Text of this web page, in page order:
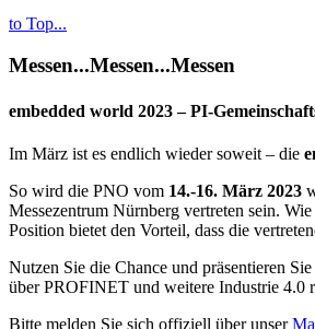
to Top...
Messen...Messen...Messen
embedded world 2023 – PI-
Im März ist es endlich wieder soweit – die
So wird die PNO vom 14.-16. März 2023
Messezentrum Nürnberg vertreten sein.
Position bietet den Vorteil, dass die
Nutzen Sie die Chance und präsentieren
über PROFINET und weitere Industrie 4.0
Bitte melden Sie sich offiziell über unser